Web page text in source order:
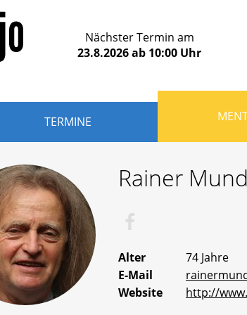
Nächster Termin am
23.8.2026ab 10:00 Uhr
TERMINE
Rainer
Alter
74 Jahre
E-Mail
Website
http://